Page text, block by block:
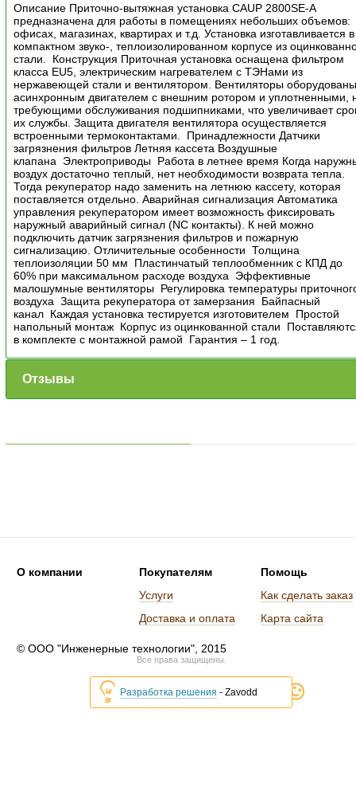
Описание Приточно-вытяжная установка CAUP 2800SE-A
предназначена для работы в помещениях небольших объемов:
офисах, магазинах, квартирах и т.д. Установка изготавливается в
компактном звуко-, теплоизолированном корпусе из
стали. Конструкция Приточная установка оснащена фильтром
класса EU5, электрическим нагревателем с ТЭНами из
нержавеющей стали и вентилятором. Вентиляторы
асинхронным двигателем с внешним ротором и уплотненными,
требующими обслуживания подшипниками, что увеличивает
их службы. Защита двигателя вентилятора осуществляется
встроенными термоконтактами. Принадлежности Датчики
загрязнения фильтров Летняя кассета Воздушные
клапана Электроприводы Работа в летнее время Когда
воздух достаточно теплый, нет необходимости возврата тепла.
Тогда рекуператор надо заменить на летнюю кассету, которая
поставляется отдельно. Аварийная сигнализация Автоматика
управления рекуператором имеет возможность фиксировать
наружный аварийный сигнал (NC контакты). К ней можно
подключить датчик загрязнения фильтров и пожарную
сигнализацию. Отличительные особенности Толщина
теплоизоляции 50 мм Пластинчатый теплообменник с КПД до
60% при максимальном расходе воздуха Эффективные
малошумные вентиляторы Регулировка температуры
воздуха Защита рекуператора от замерзания Байпасный
канал Каждая установка тестируется изготовителем Простой
напольный монтаж Корпус из оцинкованной стали
в комплекте с монтажной рамой Гарантия – 1 год.
Отзывы
О компании
Покупателям
Услуги
Доставка и оплата
Помощь
Как сделать заказ
Карта сайта
© ООО "Инженерные технологии", 2015
Все права защищены.
Разработка решения - Zavodd